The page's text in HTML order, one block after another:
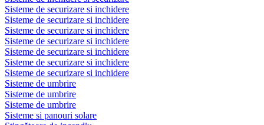
Sisteme de securizare si inchidere
Sisteme de securizare si inchidere
Sisteme de securizare si inchidere
Sisteme de securizare si inchidere
Sisteme de securizare si inchidere
Sisteme de securizare si inchidere
Sisteme de securizare si inchidere
Sisteme de umbrire
Sisteme de umbrire
Sisteme de umbrire
Sisteme si panouri solare